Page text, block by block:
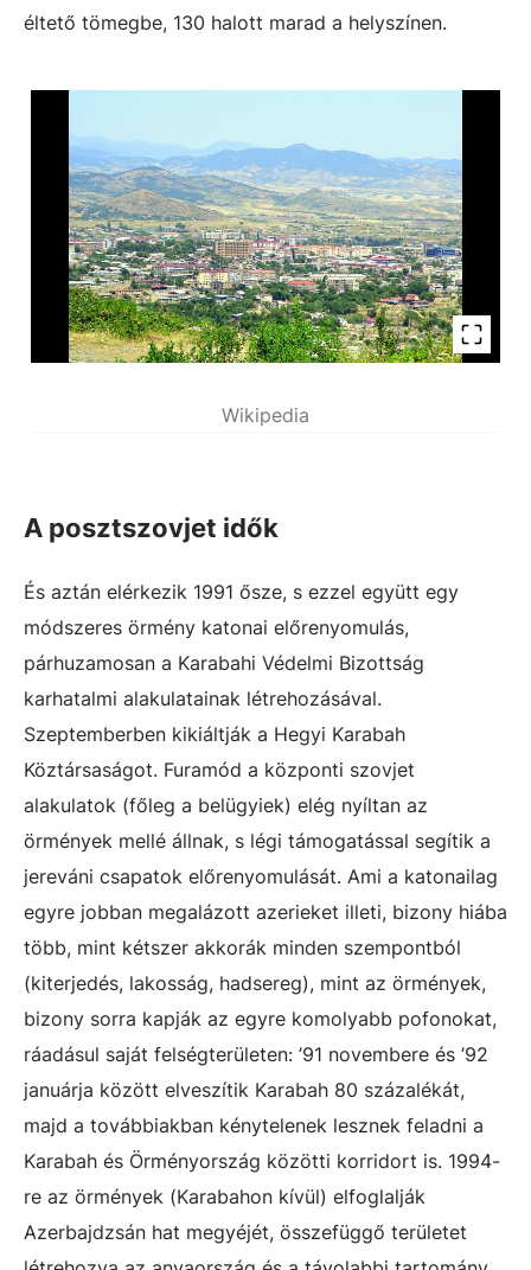
éltető tömegbe, 130 halott marad a helyszínen.
Wikipedia
A posztszovjet idők
És aztán elérkezik 1991 ősze, s ezzel együtt egy
módszeres örmény katonai előrenyomulás,
párhuzamosan a Karabahi Védelmi Bizottság
karhatalmi alakulatainak létrehozásával.
Szeptemberben kikiáltják a Hegyi Karabah
Köztársaságot. Furamód a központi szovjet
alakulatok (főleg a belügyiek) elég nyíltan az
örmények mellé állnak, s légi támogatással segítik a
jereváni csapatok előrenyomulását. Ami a katonailag
egyre jobban megalázott azerieket illeti, bizony hiába
több, mint kétszer akkorák minden szempontból
(kiterjedés, lakosság, hadsereg), mint az örmények,
bizony sorra kapják az egyre komolyabb pofonokat,
ráadásul saját felségterületen: ’91 novembere és ’92
januárja között elveszítik Karabah 80 százalékát,
majd a továbbiakban kénytelenek lesznek feladni a
Karabah és Örményország közötti korridort is. 1994-
re az örmények (Karabahon kívül) elfoglalják
Azerbajdzsán hat megyéjét, összefüggő területet